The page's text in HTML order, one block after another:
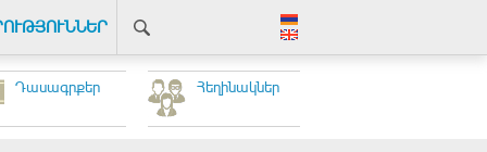
Հեղինակներ
Դասագրքեր